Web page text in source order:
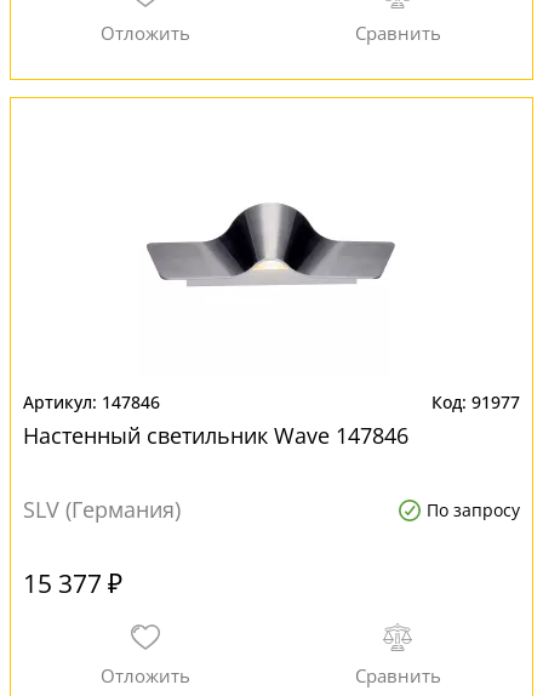
147846 91977
Настенный светильник Wave 147846
SLV (Германия) По запросу
15 377 ₽